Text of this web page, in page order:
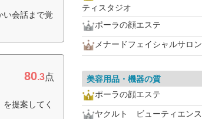
い会話まで覚
80.3点
提案してく
ティスタジオ
ポーラの顔エステ
メナードフェイシャルサロン
美容用品・機器の質
ポーラの顔エステ
ヤクルト ビューティエンス